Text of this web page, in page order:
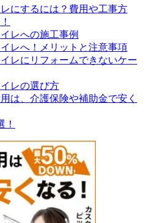
にするには？費用や工事方
レへの施工事例
レへ！メリットと注意事項
レにリフォームできないケー
レの選び方
は、介護保険や補助金で安く